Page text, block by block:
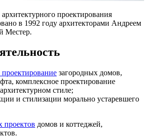
проектирования
в 1992 году архитекторами Андреем
Местер.
загородных домов,
комплексное проектирование
стиле;
и стилизации морально устаревшего
проектов домов и коттеджей,